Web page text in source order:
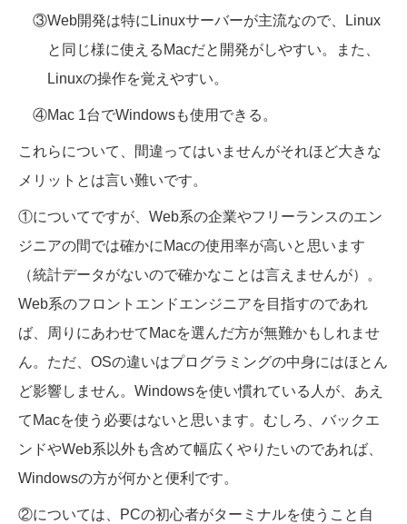
③Web開発は特にLinuxサーバーが主流なので、Linux
と同じ様に使えるMacだと開発がしやすい。また、
Linuxの操作を覚えやすい。
④Mac 1台でWindowsも使用できる。
これらについて、間違ってはいませんがそれほど大きな
メリットとは言い難いです。
①についてですが、Web系の企業やフリーランスのエン
ジニアの間では確かにMacの使用率が高いと思います
（統計データがないので確かなことは言えませんが）。
Web系のフロントエンドエンジニアを目指すのであれ
ば、周りにあわせてMacを選んだ方が無難かもしれませ
ん。ただ、OSの違いはプログラミングの中身にはほとん
ど影響しません。Windowsを使い慣れている人が、あえ
てMacを使う必要はないと思います。むしろ、バックエ
ンドやWeb系以外も含めて幅広くやりたいのであれば、
Windowsの方が何かと便利です。
②については、PCの初心者がターミナルを使うこと自